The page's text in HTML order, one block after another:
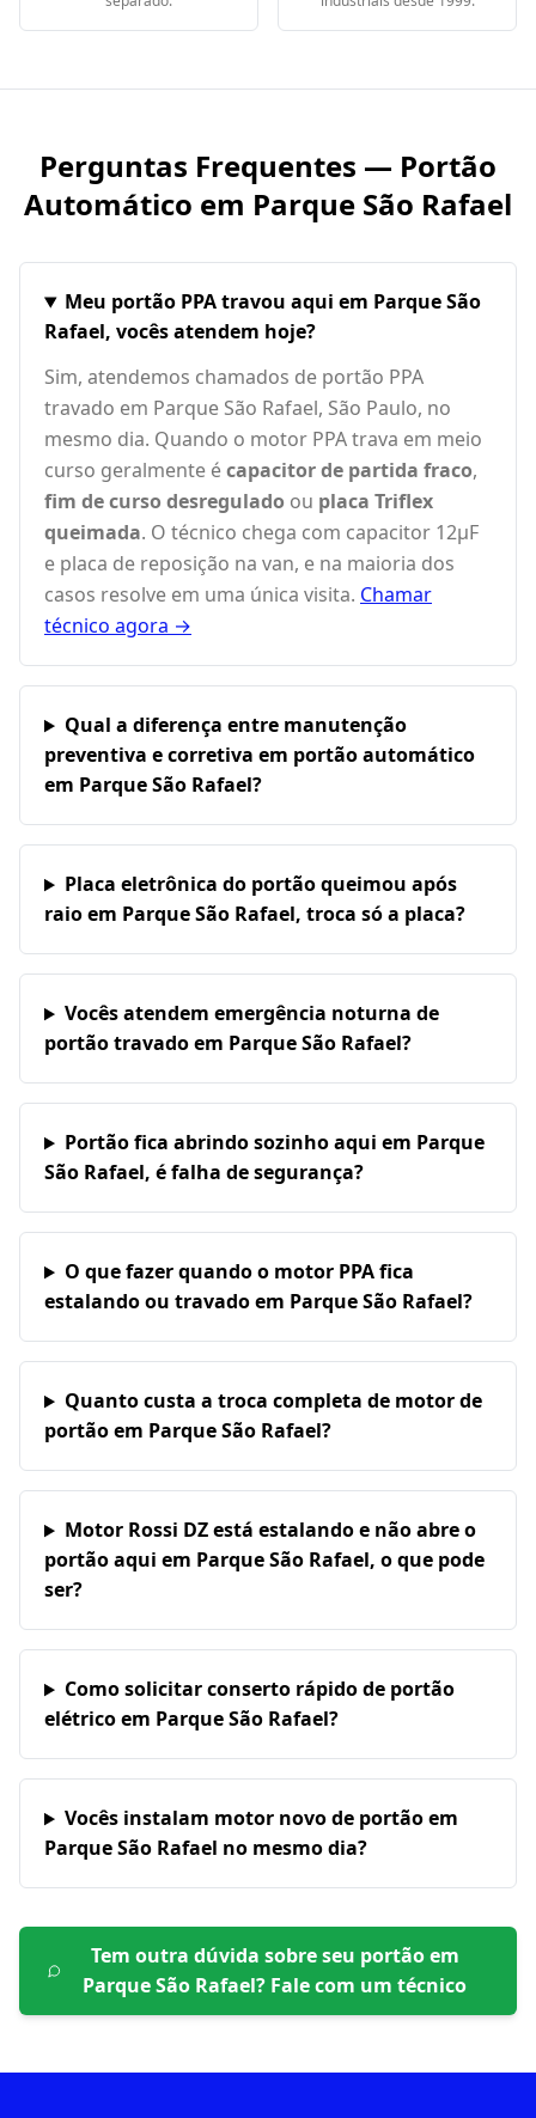
Perguntas Frequentes — Portão
Automático em Parque São Rafael
Meu portão PPA travou aqui em Parque São
Rafael, vocês atendem hoje?
Sim, atendemos chamados de portão PPA
travado em Parque São Rafael, São Paulo, no
mesmo dia. Quando o motor PPA trava em meio
curso geralmente écapacitor de partida fraco,
fim de curso desregulado ou placa Triflex
queimada. O técnico chega com capacitor 12µF
e placa de reposição na van, e na maioria dos
casos resolve em uma única visita. Chamar
técnico agora →
Qual a diferença entre manutenção
preventiva e corretiva em portão automático
em Parque São Rafael?
Placa eletrônica do portão queimou após
raio em Parque São Rafael, troca só a placa?
Vocês atendem emergência noturna de
portão travado em Parque São Rafael?
Portão fica abrindo sozinho aqui em Parque
São Rafael, é falha de segurança?
O que fazer quando o motor PPA fica
estalando ou travado em Parque São Rafael?
Quanto custa a troca completa de motor de
portão em Parque São Rafael?
Motor Rossi DZ está estalando e não abre o
portão aqui em Parque São Rafael, o que pode
ser?
Como solicitar conserto rápido de portão
elétrico em Parque São Rafael?
Vocês instalam motor novo de portão em
Parque São Rafael no mesmo dia?
Tem outra dúvida sobre seu portão em
Parque São Rafael? Fale com um técnico